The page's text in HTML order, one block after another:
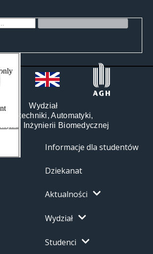
Wydział
Automatyki,
i Inżynierii Biomedycznej
Informacje dla studentów
Dziekanat
Aktualności
Wydział
Studenci